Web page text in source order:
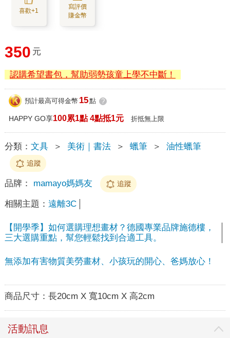
喜歡+1
寫評價
賺金幣
350 元
認購希望書包，幫助弱勢孩童上學不中斷！
預計最高可得金幣 15點 ?
HAPPY GO享100累1點 4點抵1元 折抵無上限
分類： 文具 ＞ 美術｜書法 ＞ 蠟筆 ＞ 油性蠟筆
追蹤
品牌： mamayo媽媽友 追蹤
相關主題： 遠離3C
【開學季】如何選購理想畫材？德國專業品牌施德樓，
三大選購重點，幫您輕鬆找到合適工具。
無添加有害物質美勞畫材、小孩玩的開心、爸媽放心！
商品尺寸： 長20cm X 寬10cm X 高2cm
活動訊息